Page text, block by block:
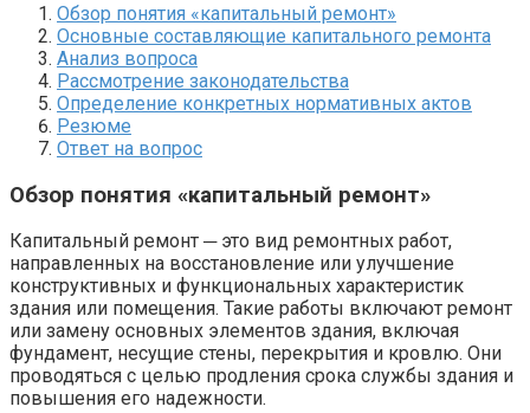
Обзор понятия «капитальный ремонт»
Основные составляющие капитального ремонта
Анализ вопроса
Рассмотрение законодательства
Определение конкретных нормативных актов
Резюме
Ответ на вопрос
Обзор понятия «капитальный ремонт»
Капитальный ремонт ─ это вид ремонтных работ,
направленных на восстановление или улучшение
конструктивных и функциональных характеристик
здания или помещения. Такие работы включают ремонт
или замену основных элементов здания, включая
фундамент, несущие стены, перекрытия и кровлю. Они
проводяться с целью продления срока службы здания и
повышения его надежности.​